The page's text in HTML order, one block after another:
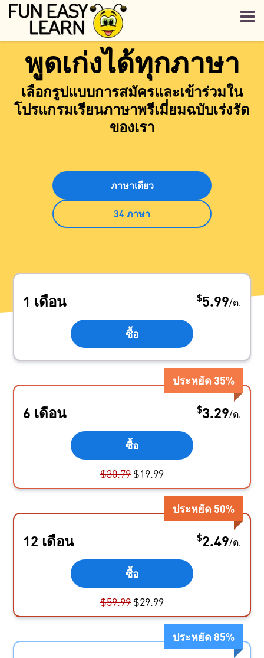
พูดเก่งได้ทุกภาษา
เลือกรูปแบบการสมัครและเข้าร่วมใน
โปรแกรมเรียนภาษาพรีเมี่ยมฉบับเร่งรัด
ของเรา
ภาษาเดียว
34 ภาษา
1 เดือน $5.99/ด.
ซื้อ
6 เดือน $3.29/ด.
ซื้อ
$30.79 $19.99
ประหยัด 35%
12 เดือน $2.49/ด.
ซื้อ
$59.99 $29.99
ประหยัด 50%
ประหยัด 85%